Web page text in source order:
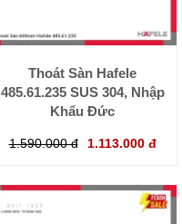
Thoát Sàn Hafele
485.61.235 SUS 304, Nhập
Khẩu Đức
1.590.000 đ 1.113.000 đ